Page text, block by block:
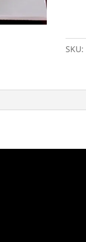
SKU: